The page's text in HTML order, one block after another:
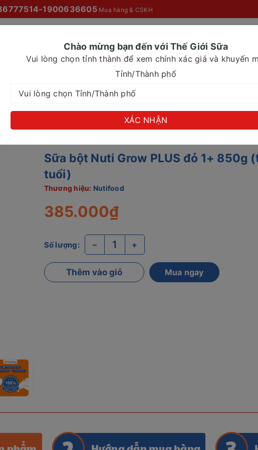
1900636605Mua hàng & CSKH
BỘT CHO MỌI NHÀ SỮA CHO NHU CẦU ĐẶC BIỆT
PLUS đỏ 1+ 850g (từ 1 tuổi)
Sữa bột Nuti Grow PLUS đỏ 1+ 850g
tuổi)
Thương hiệu: Nutifood
385.000₫
Số lượng: – +
Thêm vào giỏ Mua ngay
Chào mừng bạn đến với Thế Giới Sữa
Vui lòng chọn tỉnh thành để xem chính xác giá và khuyến
Tỉnh/Thành phố
XÁC NHẬN